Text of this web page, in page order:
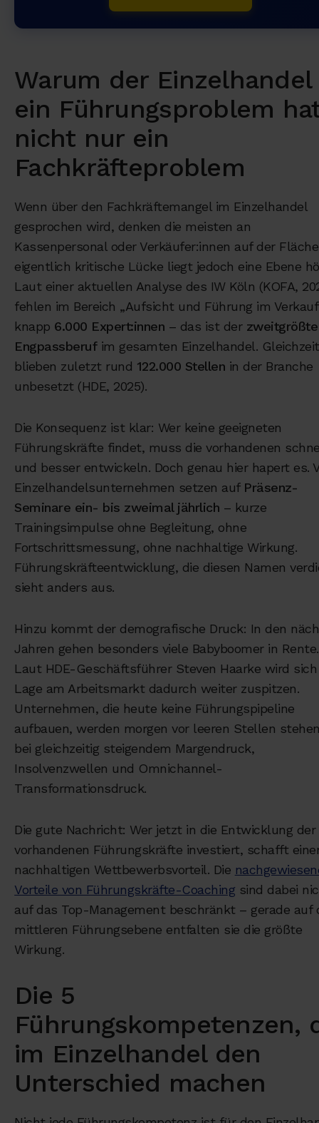
Warum der Einzelhandel
ein Führungsproblem
nicht nur ein
Fachkräfteproblem
Wenn über den Fachkräftemangel im Einzelhandel
gesprochen wird, denken die meisten an
Kassenpersonal oder Verkäufer:innen auf der
eigentlich kritische Lücke liegt jedoch eine Ebene
Laut einer aktuellen Analyse des IW Köln (KOFA,
fehlen im Bereich „Aufsicht und Führung im
knapp 6.000 Expert:innen – das ist der zweitgrößte
Engpassberufim gesamten Einzelhandel.
blieben zuletzt rund 122.000 Stellen in der Branche
unbesetzt (HDE, 2025).
Die Konsequenz ist klar: Wer keine geeigneten
Führungskräfte findet, muss die vorhandenen
und besser entwickeln. Doch genau hier hapert es.
Einzelhandelsunternehmen setzen auf Präsenz-
Seminare ein- bis zweimal jährlich – kurze
Trainingsimpulse ohne Begleitung, ohne
Fortschrittsmessung, ohne nachhaltige Wirkung.
Führungskräfteentwicklung, die diesen Namen
sieht anders aus.
Hinzu kommt der demografische Druck: In den
Jahren gehen besonders viele Babyboomer in Rente.
Laut HDE-Geschäftsführer Steven Haarke wird
Lage am Arbeitsmarkt dadurch weiter zuspitzen.
Unternehmen, die heute keine Führungspipeline
aufbauen, werden morgen vor leeren Stellen
bei gleichzeitig steigendem Margendruck,
Insolvenzwellen und Omnichannel-
Transformationsdruck.
Die gute Nachricht: Wer jetzt in die Entwicklung der
vorhandenen Führungskräfte investiert, schafft
nachhaltigen Wettbewerbsvorteil. Die
Vorteile von Führungskräfte-Coaching sind dabei
auf das Top-Management beschränkt – gerade auf
mittleren Führungsebene entfalten sie die größte
Wirkung.
Die 5
Führungskompetenzen,
im Einzelhandel den
Unterschied machen